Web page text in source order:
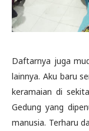
Daftarnya juga
lainnya. Aku baru
keramaian di
Gedung yang
manusia. Terharu